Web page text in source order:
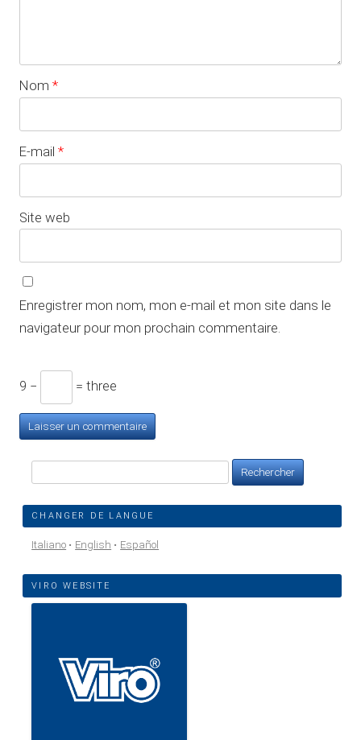
Nom *
E-mail *
Site web
Enregistrer mon nom, mon e-mail et mon site dans le
navigateur pour mon prochain commentaire.
9 − = three
CHANGER DE LANGUE
Italiano English Español
VIRO WEBSITE